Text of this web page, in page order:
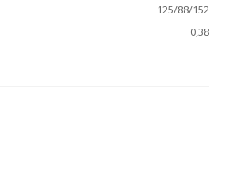
125/88/152
0,38